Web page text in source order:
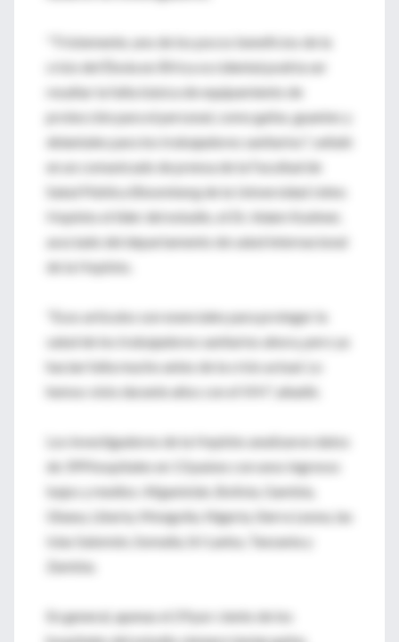
"Tristemente, uno de los pocos beneficios de la
crisis del Ébola en África occidental podría ser
resaltar la falta básica de equipamiento de
protección para el personal, como gafas, guantes y
delantales para los trabajadores sanitarios", señaló
en un comunicado de prensa de la Facultad de
Salud Pública Bloomberg de la Universidad Johns
Hopkins el líder del estudio, el Dr. Adam Kushner,
asociado del departamento de salud internacional
de la Hopkins.
"Esos artículos son esenciales para proteger la
salud de los trabajadores sanitarios ahora, pero ya
hacían falta mucho antes de la crisis actual. Lo
hemos visto durante años con el VIH", añadió.
Los investigadores de la Hopkins analizaron datos
de 399 hospitales en 13 países con unos ingresos
bajos y medios: Afganistán, Bolivia, Gambia,
Ghana, Liberia, Mongolia, Nigeria, Sierra Leona, las
Islas Salomón, Somalia, Sri Lanka, Tanzania y
Zambia.
En general, apenas el 29 por ciento de los